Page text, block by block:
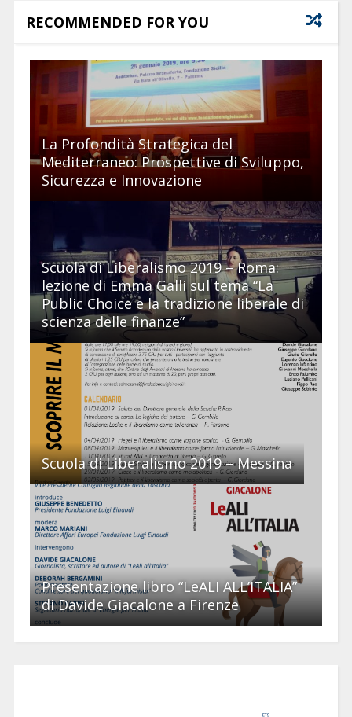
RECOMMENDED FOR YOU
La Profondità Strategica del
Mediterraneo: Prospettive di Sviluppo,
Sicurezza e Innovazione
Scuola di Liberalismo 2019 – Roma:
lezione di Emma Galli sul tema “La
Public Choice e la tradizione liberale di
scienza delle finanze”
Scuola di Liberalismo 2019 – Messina
Presentazione libro “LeALI ALL’ITALIA”
di Davide Giacalone a Firenze